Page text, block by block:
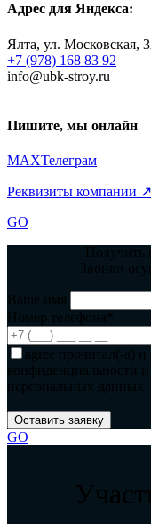
Адрес для Яндекса:
Ялта, ул. Московская,
+7 (978) 168 83 92
info@ubk-stroy.ru
Пишите, мы онлайн
MAXТелеграм
Реквизиты компании ↗
GO
Получить
Звонки
Ваше имя
Номер телефона*
agree прочитал(-а)
конфиденциальности
персональных данных
GO